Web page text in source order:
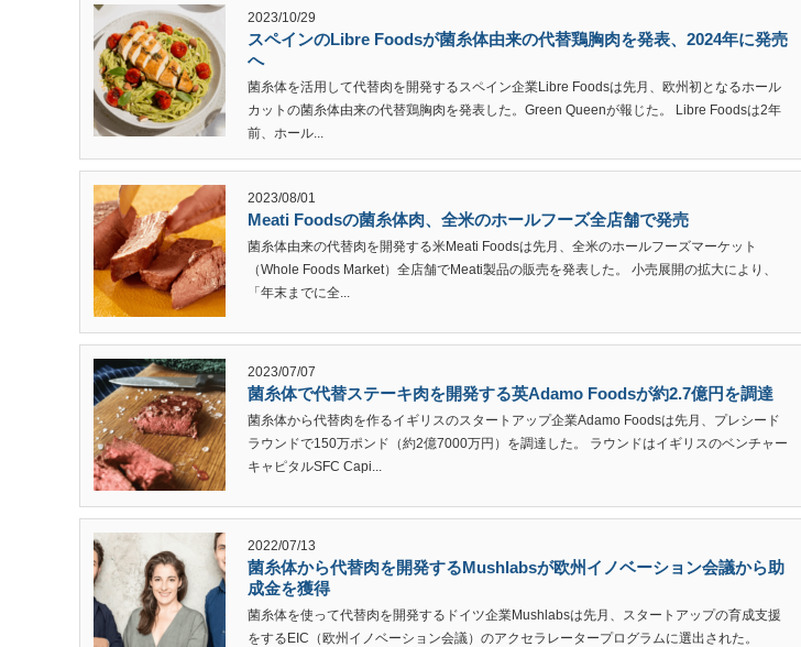
2023/10/29
スペインのLibre Foodsが菌糸体由来の代替鶏胸肉を発表、2024年に発売
へ
菌糸体を活用して代替肉を開発するスペイン企業Libre Foodsは先月、欧州初となるホール
カットの菌糸体由来の代替鶏胸肉を発表した。Green Queenが報じた。 Libre Foodsは2年
前、ホール...
2023/08/01
Meati Foodsの菌糸体肉、全米のホールフーズ全店舗で発売
菌糸体由来の代替肉を開発する米Meati Foodsは先月、全米のホールフーズマーケット
（Whole Foods Market）全店舗でMeati製品の販売を発表した。 小売展開の拡大により、
「年末までに全...
2023/07/07
菌糸体で代替ステーキ肉を開発する英Adamo Foodsが約2.7億円を調達
菌糸体から代替肉を作るイギリスのスタートアップ企業Adamo Foodsは先月、プレシード
ラウンドで150万ポンド（約2億7000万円）を調達した。 ラウンドはイギリスのベンチャー
キャピタルSFC Capi...
2022/07/13
菌糸体から代替肉を開発するMushlabsが欧州イノベーション会議から助
成金を獲得
菌糸体を使って代替肉を開発するドイツ企業Mushlabsは先月、スタートアップの育成支援
をするEIC（欧州イノベーション会議）のアクセラレータープログラムに選出された。